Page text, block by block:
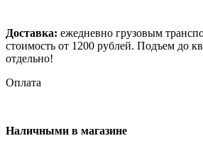
Доставка: ежедневно грузовым
стоимость от 1200 рублей. Подъем до
отдельно!
Оплата
Наличными в магазине